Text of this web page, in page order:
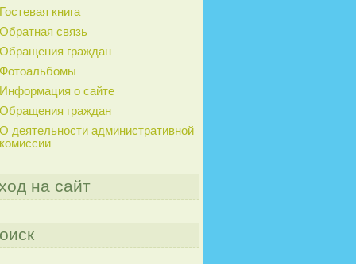
Гостевая книга
Обратная связь
Обращения граждан
Фотоальбомы
Информация о сайте
Обращения граждан
О деятельности административной
комиссии
на сайт